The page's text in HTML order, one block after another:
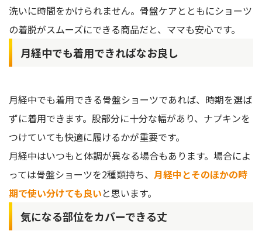
洗いに時間をかけられません。骨盤ケアとともにショーツ
の着脱がスムーズにできる商品だと、ママも安心です。
月経中でも着用できればなお良し
月経中でも着用できる骨盤ショーツであれば、時期を選ば
ずに着用できます。股部分に十分な幅があり、ナプキンを
つけていても快適に履けるかが重要です。
月経中はいつもと体調が異なる場合もあります。場合によ
っては骨盤ショーツを2種類持ち、 月経中とそのほかの時
期で使い分けても良いと思います。
気になる部位をカバーできる丈